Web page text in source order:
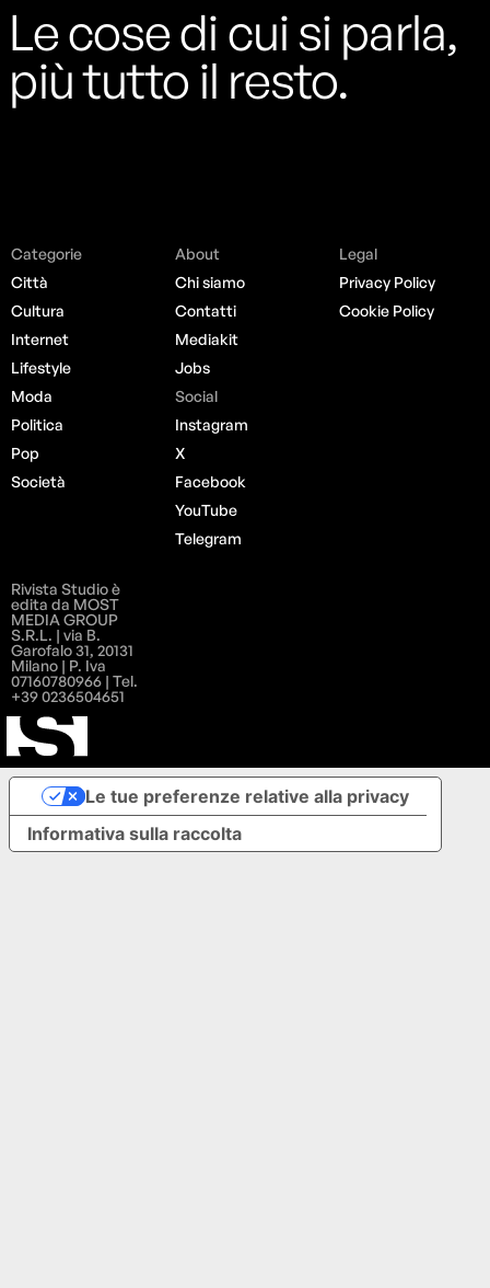
Le cose di cui si parla,
più tutto il resto.
Categorie
Città
Cultura
Internet
Lifestyle
Moda
Politica
Pop
Società
About
Chi siamo
Contatti
Mediakit
Jobs
Social
Instagram
X
Facebook
YouTube
Telegram
Legal
Privacy Policy
Cookie Policy
Rivista Studio è
edita da MOST
MEDIA GROUP
S.R.L. | via B.
Garofalo 31, 20131
Milano | P. Iva
07160780966 | Tel.
+39 0236504651
Informativa sulla raccolta
Le tue preferenze relative alla privacy